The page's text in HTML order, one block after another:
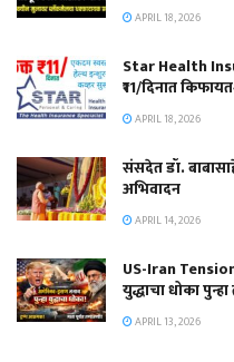
APRIL 18, 2026
Star Health
₹11/दिनात
APRIL 18, 2026
संसदेत डॉ.
अभिवादन
APRIL 14, 2026
US-Iran
युद्धाचा धोका पुन्हा
APRIL 13, 2026